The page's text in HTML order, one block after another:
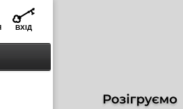
ВХІД